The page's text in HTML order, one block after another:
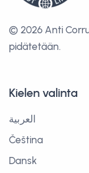
© 2026 Anti
pidätetään.
Kielen valinta
العربية
Čeština
Dansk